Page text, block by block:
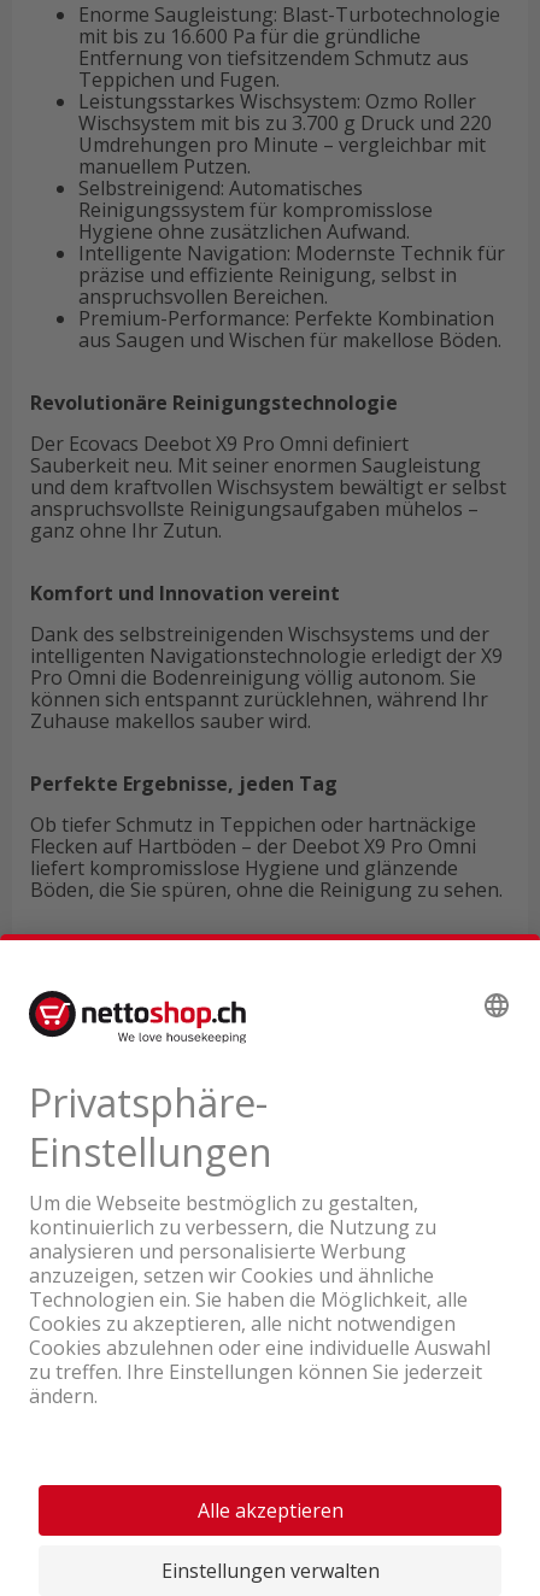
Enorme Saugleistung: Blast-Turbotechnologie
mit bis zu 16.600 Pa für die gründliche
Entfernung von tiefsitzendem Schmutz aus
Teppichen und Fugen.
Leistungsstarkes Wischsystem: Ozmo Roller
Wischsystem mit bis zu 3.700 g Druck und 220
Umdrehungen pro Minute – vergleichbar mit
manuellem Putzen.
Selbstreinigend: Automatisches
Reinigungssystem für kompromisslose
Hygiene ohne zusätzlichen Aufwand.
Intelligente Navigation: Modernste Technik für
präzise und effiziente Reinigung, selbst in
anspruchsvollen Bereichen.
Premium-Performance: Perfekte Kombination
aus Saugen und Wischen für makellose Böden.
Revolutionäre Reinigungstechnologie
Der Ecovacs Deebot X9 Pro Omni definiert
Sauberkeit neu. Mit seiner enormen Saugleistung
und dem kraftvollen Wischsystem bewältigt er selbst
anspruchsvollste Reinigungsaufgaben mühelos –
ganz ohne Ihr Zutun.
Komfort und Innovation vereint
Dank des selbstreinigenden Wischsystems und der
intelligenten Navigationstechnologie erledigt der X9
Pro Omni die Bodenreinigung völlig autonom. Sie
können sich entspannt zurücklehnen, während Ihr
Zuhause makellos sauber wird.
Perfekte Ergebnisse, jeden Tag
Ob tiefer Schmutz in Teppichen oder hartnäckige
Flecken auf Hartböden – der Deebot X9 Pro Omni
liefert kompromisslose Hygiene und glänzende
Böden, die Sie spüren, ohne die Reinigung zu sehen.
Produktbewertungen
Ein Unternehmen der Coop Gruppe